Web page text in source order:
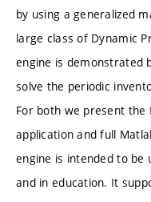
by using a generalized
large class of Dynamic
engine is demonstrated
solve the periodic
For both we present
application and full
engine is intended to be
and in education. It